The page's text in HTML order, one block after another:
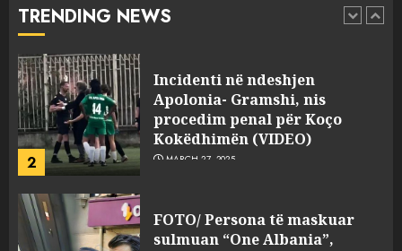
TRENDING NEWS
1
pasuri të pajustifikuar
2
Incidenti në ndeshjen
Apolonia- Gramshi, nis
procedim penal për Koço
Kokëdhimën (VIDEO)
MARCH 27, 2025
FOTO/ Persona të maskuar
sulmuan “One Albania”,